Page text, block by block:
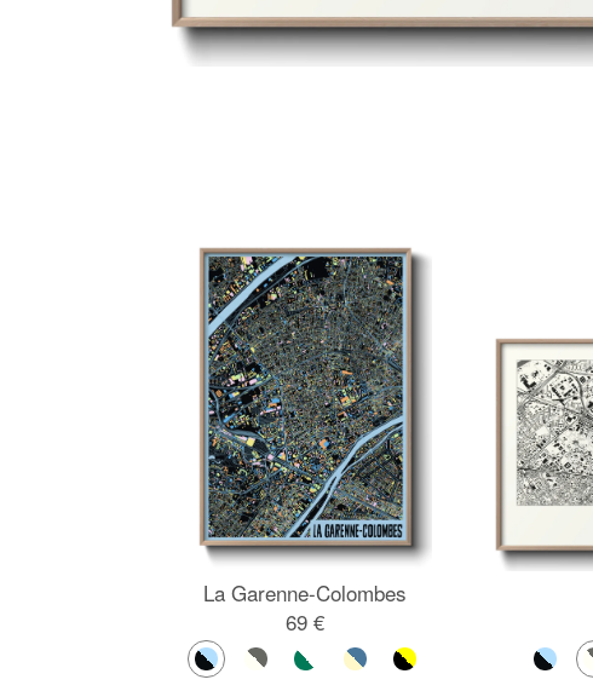
La Garenne-Colombes
69 €